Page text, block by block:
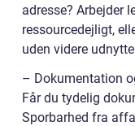
adresse? Arbejder
ressourcedejligt,
uden videre
– Dokumentation
Får du tydelig
Sporbarhed fra